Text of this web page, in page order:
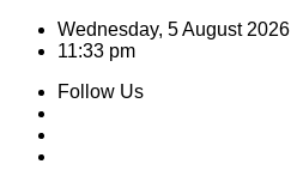
Skip
Wednesday, 5 August 2026
11:33 pm
Follow Us